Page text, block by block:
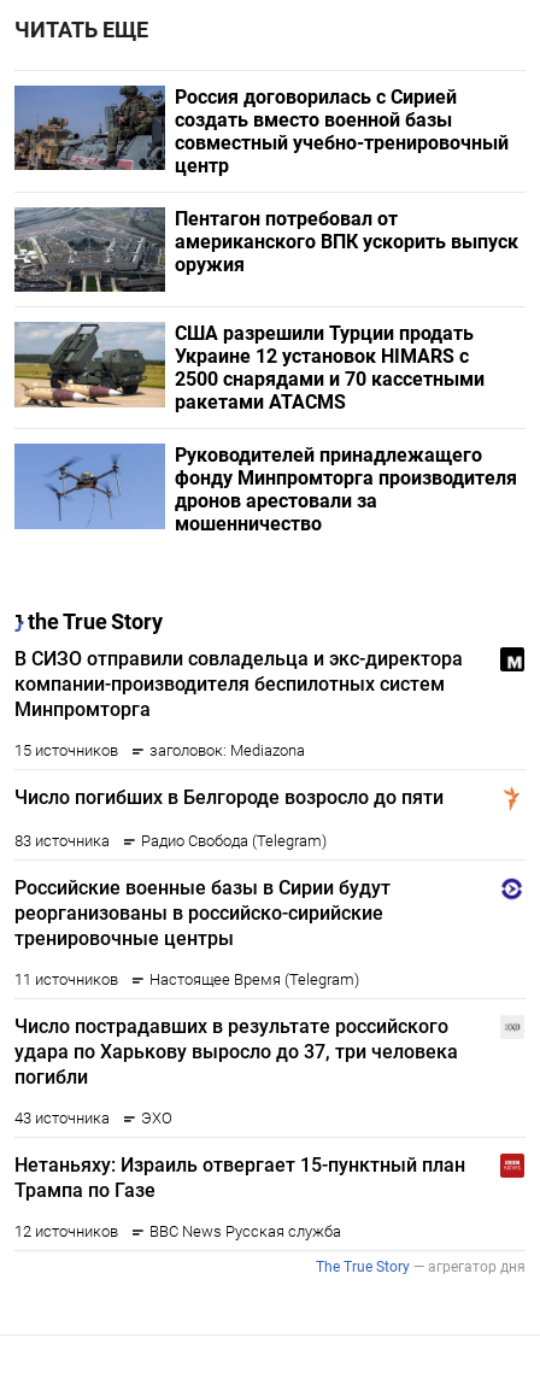
ЧИТАТЬ ЕЩЕ
Россия договорилась с Сирией
создать вместо военной базы
совместный учебно-тренировочный
центр
Пентагон потребовал от
американского ВПК ускорить выпуск
оружия
США разрешили Турции продать
Украине 12 установок HIMARS с
2500 снарядами и 70 кассетными
ракетами ATACMS
Руководителей принадлежащего
фонду Минпромторга производителя
дронов арестовали за
мошенничество